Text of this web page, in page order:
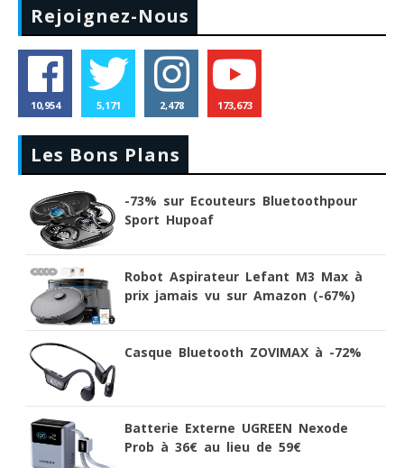
Rejoignez-Nous
10,954 5,171 2,478 173,673
Les Bons Plans
-73% sur Ecouteurs Bluetoothpour
Sport Hupoaf
Robot Aspirateur Lefant M3 Max à
prix jamais vu sur Amazon (-67%)
Casque Bluetooth ZOVIMAX à -72%
Batterie Externe UGREEN Nexode
Prob à 36€ au lieu de 59€